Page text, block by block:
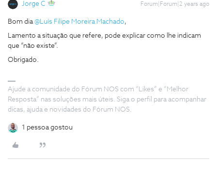
Jorge C Forum|Forum|2 years ago
Bom dia@Luís Filipe Moreira Machado,
Lamento a situação que refere, pode explicar como lhe indicam
que “não existe”.
Obrigado.
Ajude a comunidade do Fórum NOS com “Likes” e “Melhor
Resposta” nas soluções mais úteis. Siga o perfil para acompanhar
dicas, ajuda e novidades do Fórum NOS.
1 pessoa gostou